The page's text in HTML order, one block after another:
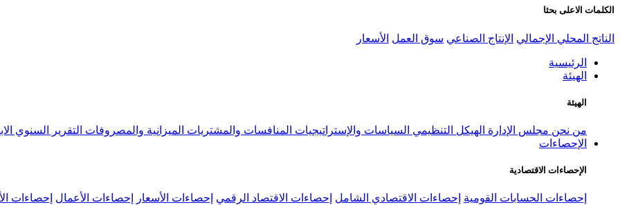
الكلمات الاعلى بحثا
الناتج المحلي الإجمالي الإنتاج الصناعي سوق العمل الأسعار
الرئيسية
الهيئة
الهيئة
من نحن مجلس الإدارة الهيكل التنظيمي السياسات والإستراتيجيات المنافسات والمشتريات الميزانية والمصروفات التقرير السنوي
الإحصاءات
الإحصاءات الاقتصادية
إحصاءات الحسابات القومية إحصاءات الاقتصادي الشامل إحصاءات الاقتصاد الرقمي إحصاءات الأسعار إحصاءات الأعمال إحصاءات